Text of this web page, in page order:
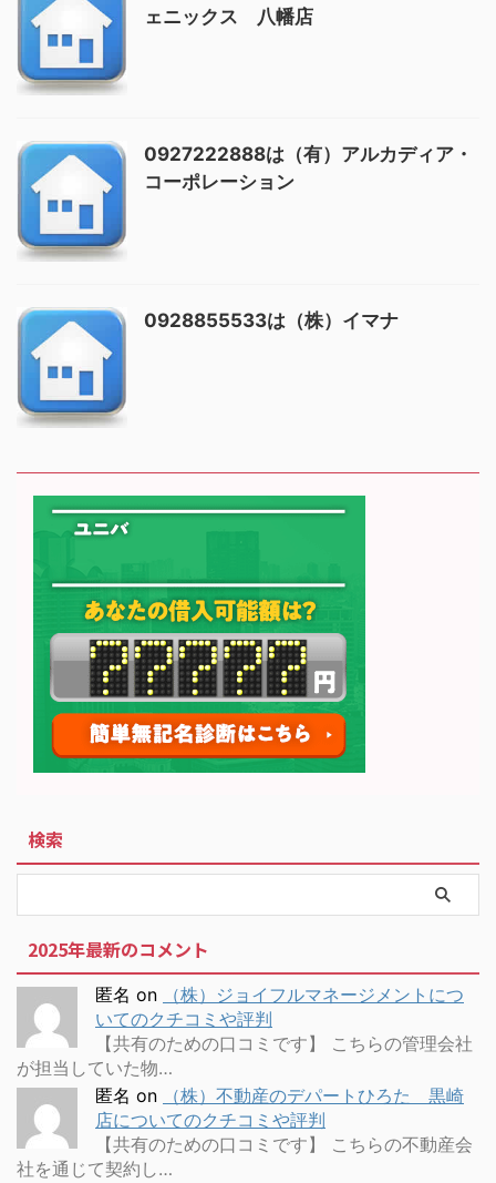
ェニックス 八幡店
0927222888は（有）アルカディア・
コーポレーション
0928855533は（株）イマナ
検索
2025年最新のコメント
匿名 on
（株）ジョイフルマネージメントにつ
いてのクチコミや評判
【共有のための口コミです】 こちらの管理会社
が担当していた物…
匿名 on
（株）不動産のデパートひろた 黒崎
店についてのクチコミや評判
【共有のための口コミです】 こちらの不動産会
社を通じて契約し…